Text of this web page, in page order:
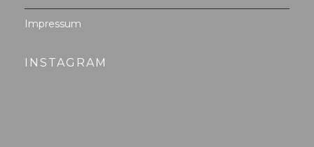
Impressum
INSTAGRAM